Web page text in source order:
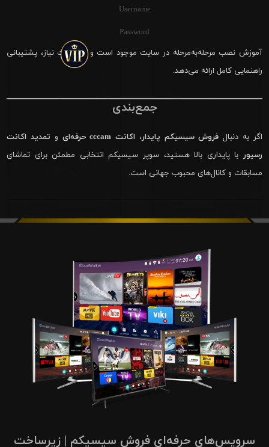
Username
Password
آموزش نصب مرحله‌به‌مرحله در سایت موجود است و در صورت نیاز، پشتیبانی
راهنمایی کامل ارائه می‌دهد.
جمع‌بندی
اگر به دنبال فروش سیسیکم پایدار، اکانت cccam حرفه‌ای و تمدید اکانت
رسیور با پایداری بالا هستید، سوپر سیسیکم انتخابی مطمئن برای تماشای
مسابقات و کانال‌های محبوب جهانی است.
سرویس‌های حرفه‌ای فروش سیسیکم | زیرساخت